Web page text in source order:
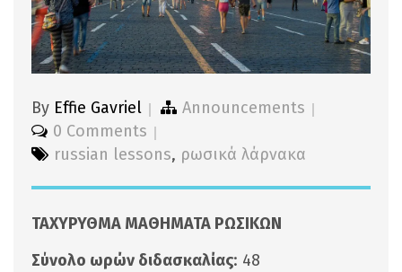
By Effie Gavriel
Announcements
0 Comments
russian lessons, ρωσικά λάρνακα
ΤΑΧΥΡΥΘΜΑ ΜΑΘΗΜΑΤΑ ΡΩΣΙΚΩΝ
Σύνολο ωρών διδασκαλίας: 48